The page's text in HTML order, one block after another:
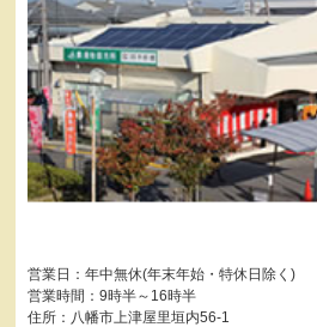
営業日：年中無休(年末年始・特休日除く)
営業時間：9時半～16時半
住所：八幡市上津屋里垣内56-1